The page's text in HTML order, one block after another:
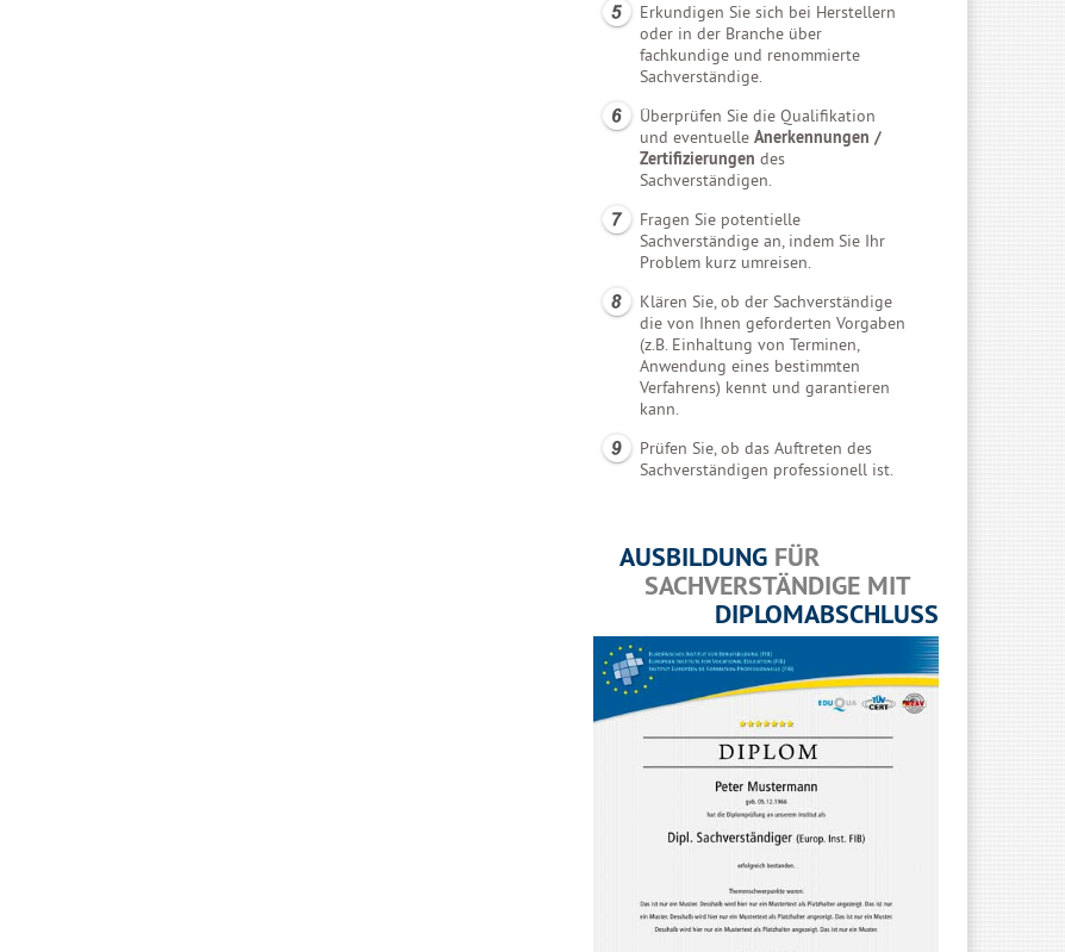
Erkundigen Sie sich bei Herstellern
oder in der Branche über
fachkundige und renommierte
Sachverständige.
Überprüfen Sie die Qualifikation
und eventuelle Anerkennungen /
Zertifizierungen des
Sachverständigen.
Fragen Sie potentielle
Sachverständige an, indem Sie Ihr
Problem kurz umreisen.
Klären Sie, ob der Sachverständige
die von Ihnen geforderten Vorgaben
(z.B. Einhaltung von Terminen,
Anwendung eines bestimmten
Verfahrens) kennt und garantieren
kann.
Prüfen Sie, ob das Auftreten des
Sachverständigen professionell ist.
AUSBILDUNG FÜR
SACHVERSTÄNDIGE MIT
DIPLOMABSCHLUSS